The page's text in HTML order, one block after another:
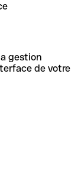
gestion
de votre